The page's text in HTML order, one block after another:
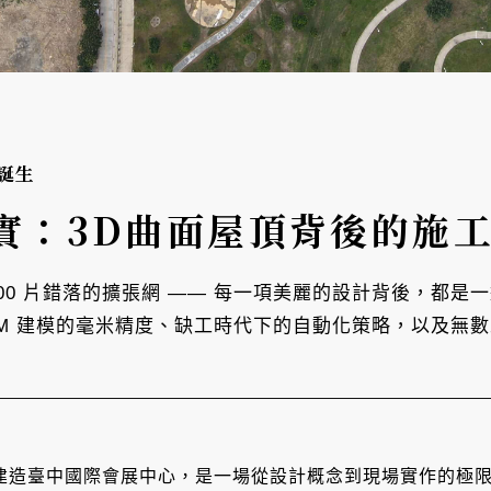
生
：3D曲面屋頂背後的施
片錯落的擴張網 —— 每一項美麗的設計背後，都是
建模的毫米精度、缺工時代下的自動化策略，以及無
造臺中國際會展中心，是一場從設計概念到現場實作的極